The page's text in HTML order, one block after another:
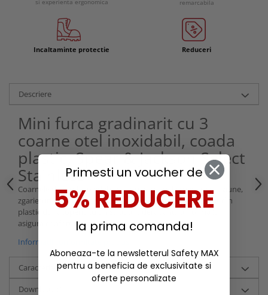
si experienta ergonomica remarcabila
Incaltaminte protectie Reduceri
Descriere
Mini furca gradinarit cu 3
coarne otel inoxidabil, coada
plastic, Spear & Jackson Select
Stainless
Coarnele din otel inoxidabil sunt rezistente la rugina, coroziune,
zgarieturi si substante alcaline din sol. Manerul este facut din
plastic dur acoperit cu un strat antiderapant, iar forma lui
asigura confort utilizatorului.
Informatii conformitate produs
Caracteristici
Download (1)
Primesti un voucher de
5% REDUCERE
la prima comanda!
Aboneaza-te la newsletterul Safety MAX
pentru a beneficia de exclusivitate si
oferte personalizate